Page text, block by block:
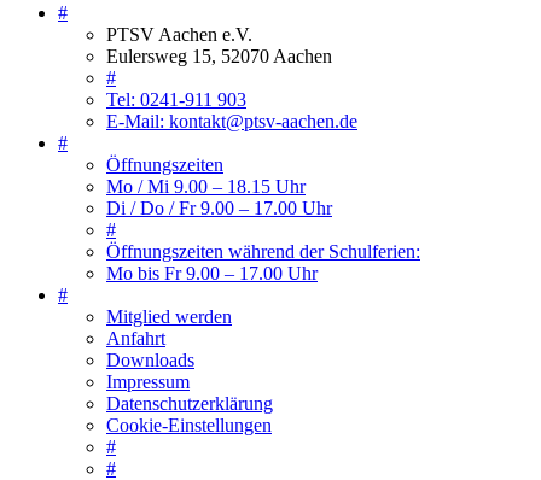
#
PTSV Aachen e.V.
Eulersweg 15, 52070 Aachen
#
Tel: 0241-911 903
E-Mail: kontakt@ptsv-aachen.de
#
Öffnungszeiten
Mo / Mi 9.00 – 18.15 Uhr
Di / Do / Fr 9.00 – 17.00 Uhr
#
Öffnungszeiten während der Schulferien:
Mo bis Fr 9.00 – 17.00 Uhr
#
Mitglied werden
Anfahrt
Downloads
Impressum
Datenschutzerklärung
Cookie-Einstellungen
#
#